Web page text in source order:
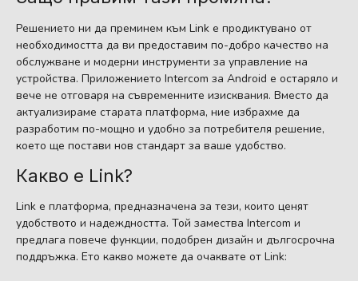
Решението ни да преминем към Link е продиктувано от
необходимостта да ви предоставим по-добро качество на
обслужване и модерни инструменти за управление на
устройства. Приложението Intercom за Android е остаряло и
вече не отговаря на съвременните изисквания. Вместо да
актуализираме старата платформа, ние избрахме да
разработим по-мощно и удобно за потребителя решение,
което ще постави нов стандарт за ваше удобство.
Какво е Link?
Link е платформа, предназначена за тези, които ценят
удобството и надеждността. Той замества Intercom и
предлага повече функции, подобрен дизайн и дългосрочна
поддръжка. Ето какво можете да очаквате от Link: